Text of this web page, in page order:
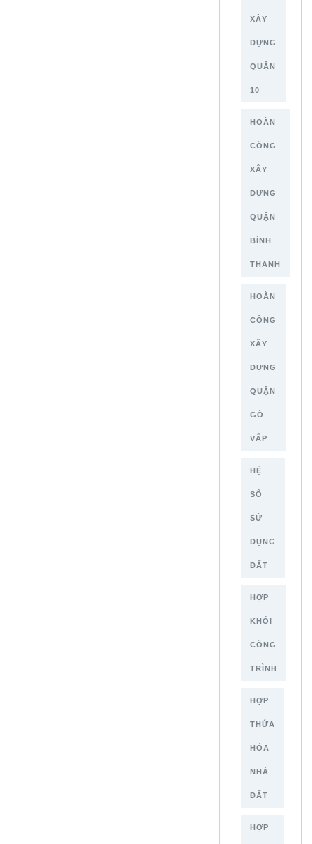
XÂY
DỰNG
QUẬN
10
HOÀN
CÔNG
XÂY
DỰNG
QUẬN
BÌNH
THẠNH
HOÀN
CÔNG
XÂY
DỰNG
QUẬN
GÒ
VẤP
HỆ
SỐ
SỬ
DỤNG
ĐẤT
HỢP
KHỐI
CÔNG
TRÌNH
HỢP
THỨA
HÓA
NHÀ
ĐẤT
HỢP